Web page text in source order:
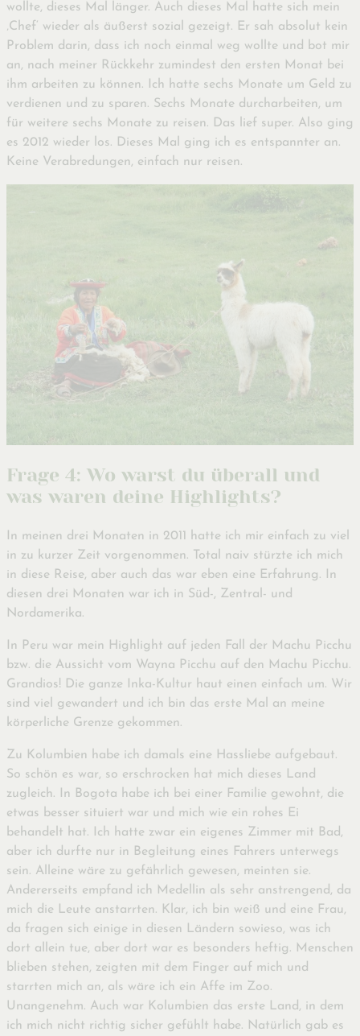
wollte, dieses Mal länger. Auch dieses Mal hatte sich mein
‚Chef‘ wieder als äußerst sozial gezeigt. Er sah absolut kein
Problem darin, dass ich noch einmal weg wollte und bot mir
an, nach meiner Rückkehr zumindest den ersten Monat bei
ihm arbeiten zu können. Ich hatte sechs Monate um Geld zu
verdienen und zu sparen. Sechs Monate durcharbeiten, um
für weitere sechs Monate zu reisen. Das lief super. Also ging
es 2012 wieder los. Dieses Mal ging ich es entspannter an.
Keine Verabredungen, einfach nur reisen.
Frage 4: Wo warst du überall und
was waren deine Highlights?
In meinen drei Monaten in 2011 hatte ich mir einfach zu viel
in zu kurzer Zeit vorgenommen. Total naiv stürzte ich mich
in diese Reise, aber auch das war eben eine Erfahrung. In
diesen drei Monaten war ich in Süd-, Zentral- und
Nordamerika.
In Peru war mein Highlight auf jeden Fall der Machu Picchu
bzw. die Aussicht vom Wayna Picchu auf den Machu Picchu.
Grandios! Die ganze Inka-Kultur haut einen einfach um. Wir
sind viel gewandert und ich bin das erste Mal an meine
körperliche Grenze gekommen.
Zu Kolumbien habe ich damals eine Hassliebe aufgebaut.
So schön es war, so erschrocken hat mich dieses Land
zugleich. In Bogota habe ich bei einer Familie gewohnt, die
etwas besser situiert war und mich wie ein rohes Ei
behandelt hat. Ich hatte zwar ein eigenes Zimmer mit Bad,
aber ich durfte nur in Begleitung eines Fahrers unterwegs
sein. Alleine wäre zu gefährlich gewesen, meinten sie.
Andererseits empfand ich Medellin als sehr anstrengend, da
mich die Leute anstarrten. Klar, ich bin weiß und eine Frau,
da fragen sich einige in diesen Ländern sowieso, was ich
dort allein tue, aber dort war es besonders heftig. Menschen
blieben stehen, zeigten mit dem Finger auf mich und
starrten mich an, als wäre ich ein Affe im Zoo.
Unangenehm. Auch war Kolumbien das erste Land, in dem
ich mich nicht richtig sicher gefühlt habe. Natürlich gab es